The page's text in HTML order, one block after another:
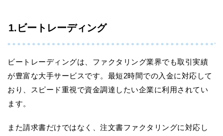
1.ビートレーディング
ビートレーディングは、ファクタリング業界でも取引実績
が豊富な大手サービスです。最短2時間での入金に対応して
おり、スピード重視で資金調達したい企業に利用されてい
ます。
また請求書だけではなく、注文書ファクタリングに対応し